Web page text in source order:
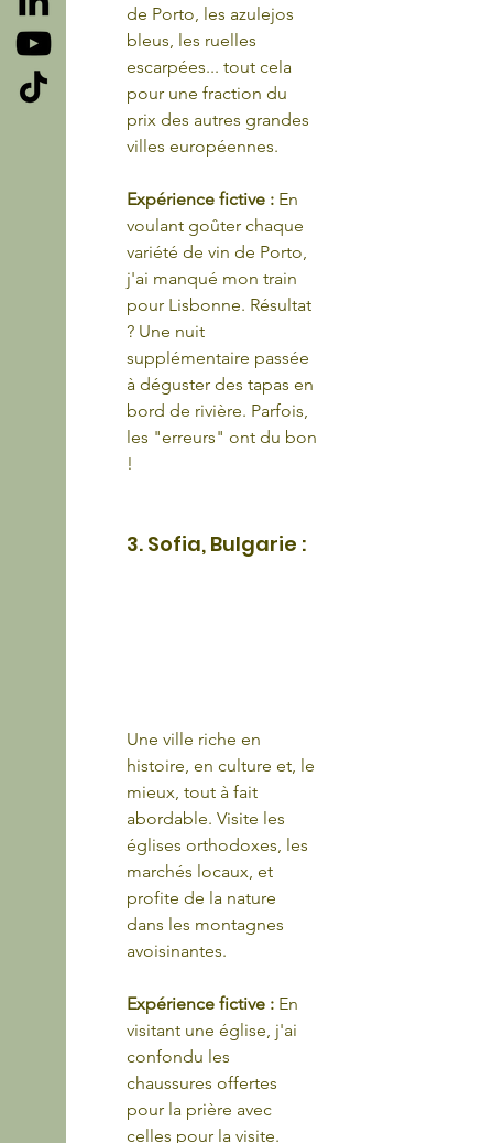
de Porto, les azulejos
bleus, les ruelles
escarpées... tout cela
pour une fraction du
prix des autres grandes
villes européennes.
Expérience fictive : En
voulant goûter chaque
variété de vin de Porto,
j'ai manqué mon train
pour Lisbonne. Résultat
? Une nuit
supplémentaire passée
à déguster des tapas en
bord de rivière. Parfois,
les "erreurs" ont du bon
!
3. Sofia, Bulgarie :
Une ville riche en
histoire, en culture et, le
mieux, tout à fait
abordable. Visite les
églises orthodoxes, les
marchés locaux, et
profite de la nature
dans les montagnes
avoisinantes.
Expérience fictive : En
visitant une église, j'ai
confondu les
chaussures offertes
pour la prière avec
celles pour la visite.